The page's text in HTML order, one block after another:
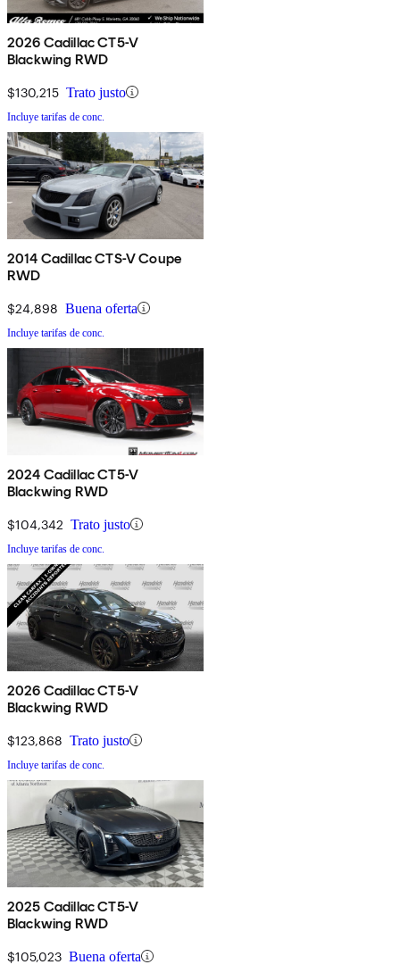
2026 Cadillac CT5-V
Blackwing RWD
$130,215 Trato justo
Incluye tarifas de conc.
2014 Cadillac CTS-V Coupe
RWD
$24,898 Buena oferta
Incluye tarifas de conc.
2024 Cadillac CT5-V
Blackwing RWD
$104,342 Trato justo
Incluye tarifas de conc.
2026 Cadillac CT5-V
Blackwing RWD
$123,868 Trato justo
Incluye tarifas de conc.
2025 Cadillac CT5-V
Blackwing RWD
$105,023 Buena oferta